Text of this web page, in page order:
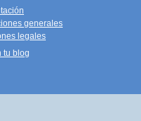
generales
legales
tu blog